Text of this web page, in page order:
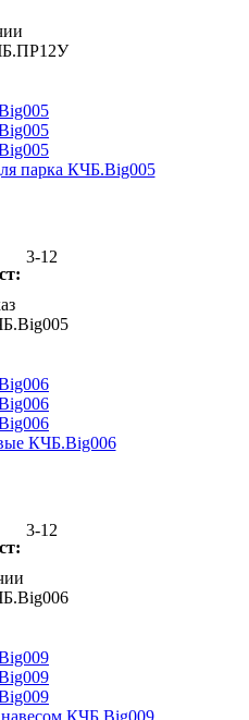
парка КЧБ.Big005
3-12
КЧБ.Big006
3-12
КЧБ.Big009